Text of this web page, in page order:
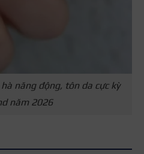
năng động, tôn da cực kỳ
năm 2026